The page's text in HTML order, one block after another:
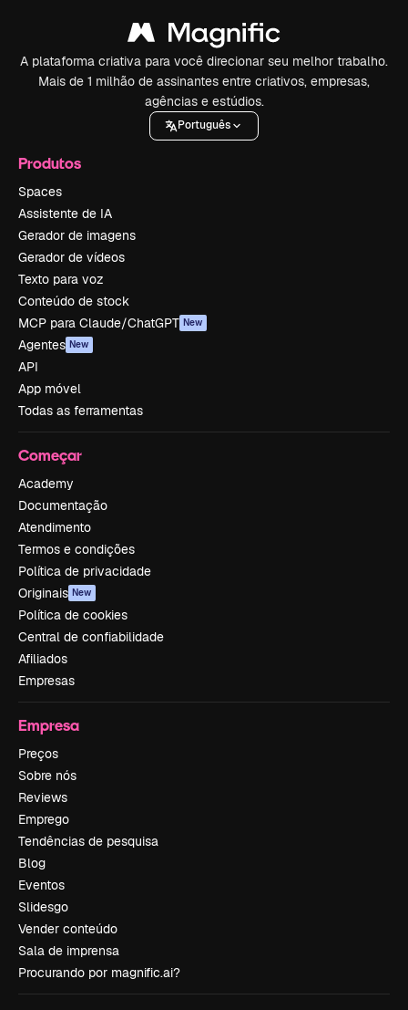
A plataforma criativa para você direcionar seu melhor trabalho.
Mais de 1 milhão de assinantes entre criativos, empresas,
agências e estúdios.
Português
Produtos
Spaces
Assistente de IA
Gerador de imagens
Gerador de vídeos
Texto para voz
Conteúdo de stock
MCP para Claude/ChatGPT New
Agentes New
API
App móvel
Todas as ferramentas
Começar
Academy
Documentação
Atendimento
Termos e condições
Política de privacidade
Originais New
Política de cookies
Central de confiabilidade
Afiliados
Empresas
Empresa
Preços
Sobre nós
Reviews
Emprego
Tendências de pesquisa
Blog
Eventos
Slidesgo
Vender conteúdo
Sala de imprensa
Procurando por magnific.ai?